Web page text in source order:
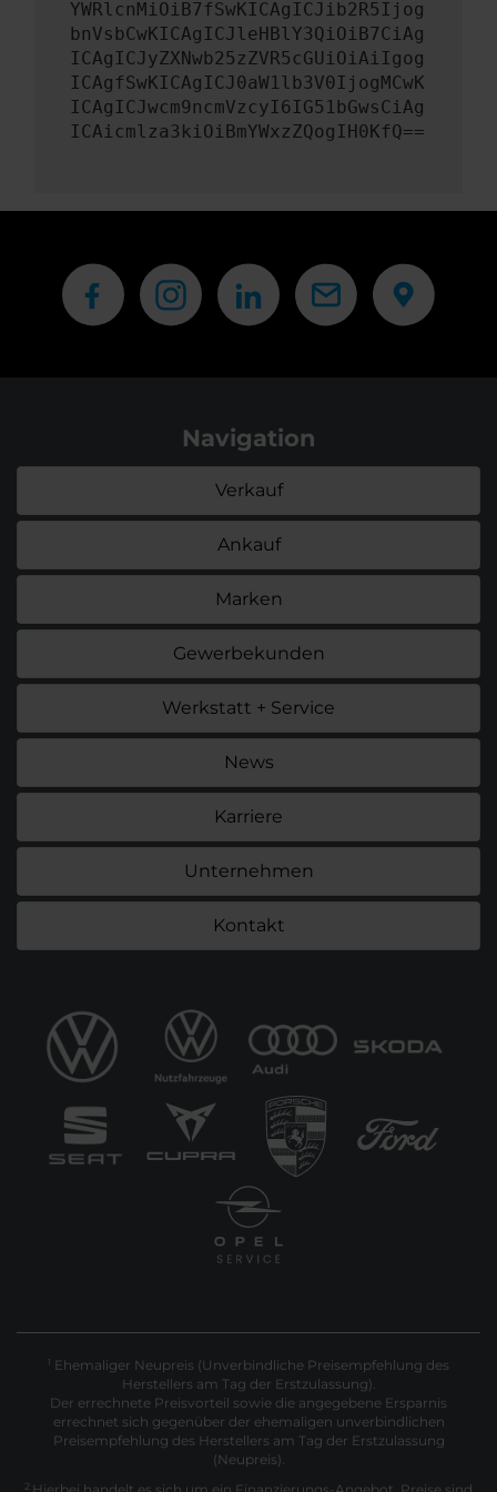
YWRlcnMiOiB7fSwKICAgICJib2R5Ijog
bnVsbCwKICAgICJleHBlY3QiOiB7CiAg
ICAgICJyZXNwb25zZVR5cGUiOiAiIgog
ICAgfSwKICAgICJ0aW1lb3V0IjogMCwK
ICAgICJwcm9ncmVzcyI6IG51bGwsCiAg
ICAicmlza3kiOiBmYWxzZQogIH0KfQ==
Navigation
Verkauf
Ankauf
Marken
Gewerbekunden
Werkstatt + Service
News
Karriere
Unternehmen
Kontakt
1 Ehemaliger Neupreis (Unverbindliche Preisempfehlung des
Herstellers am Tag der Erstzulassung).
Der errechnete Preisvorteil sowie die angegebene Ersparnis
errechnet sich gegenüber der ehemaligen unverbindlichen
Preisempfehlung des Herstellers am Tag der Erstzulassung
(Neupreis).
2